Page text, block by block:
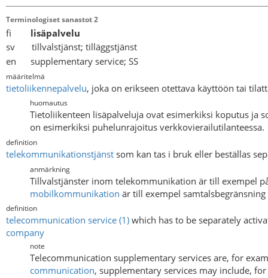
Terminologiset sanastot 2
fi lisäpalvelu
sv tillvalstjänst; tilläggstjänst
en supplementary service; SS
määritelmä
tietoliikennepalvelu, joka on erikseen otettava käyttöön tai
huomautus
Tietoliikenteen lisäpalveluja ovat esimerkiksi koputus ja
on esimerkiksi puhelunrajoitus verkkovierailutilanteessa.
definition
telekommunikationstjänst som kan tas i bruk eller beställas
anmärkning
Tillvalstjänster inom telekommunikation är till exempel
mobilkommunikation är till exempel
definition
telecommunication service (1) which has to be separately
company
note
Telecommunication supplementary services are, for
communication, supplementary services may include,